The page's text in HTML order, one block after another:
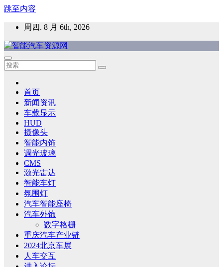
跳至内容
周四. 8 月 6th, 2026
智能汽车资源网
智能表面，智能内饰，新能源汽车，HMI，人车交互，智能车
首页
新闻资讯
车载显示
HUD
摄像头
智能内饰
调光玻璃
CMS
激光雷达
智能车灯
氛围灯
汽车智能座椅
汽车外饰
数字格栅
重庆汽车产业链
2024北京车展
人车交互